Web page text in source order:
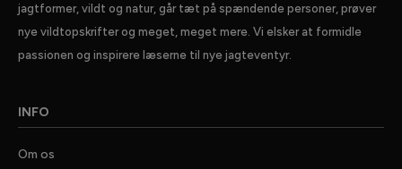
jagtformer, vildt og natur, går tæt på spændende personer, prøver
nye vildtopskrifter og meget, meget mere. Vi elsker at formidle
passionen og inspirere læserne til nye jagteventyr.
INFO
Om os